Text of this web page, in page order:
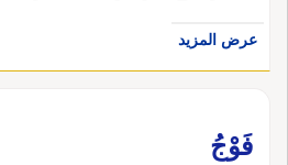
عرض المزيد
فَوْجُ